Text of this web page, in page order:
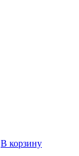
В корзину